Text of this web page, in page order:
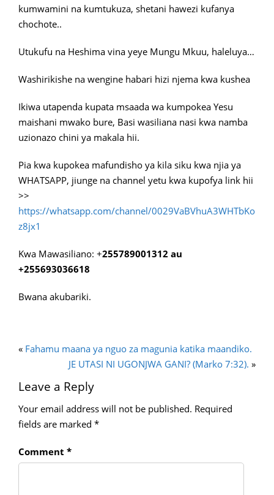
kumwamini na kumtukuza, shetani hawezi kufanya
chochote..
Utukufu na Heshima vina yeye Mungu Mkuu, haleluya…
Washirikishe na wengine habari hizi njema kwa kushea
Ikiwa utapenda kupata msaada wa kumpokea Yesu
maishani mwako bure, Basi wasiliana nasi kwa namba
uzionazo chini ya makala hii.
Pia kwa kupokea mafundisho ya kila siku kwa njia ya
WHATSAPP, jiunge na channel yetu kwa kupofya link hii
>>
https://whatsapp.com/channel/0029VaBVhuA3WHTbKo
z8jx1
Kwa Mawasiliano: +255789001312 au
+255693036618
Bwana akubariki.
« Fahamu maana ya nguo za magunia katika maandiko.
JE UTASI NI UGONJWA GANI? (Marko 7:32). »
Leave a Reply
Your email address will not be published. Required
fields are marked *
Comment *